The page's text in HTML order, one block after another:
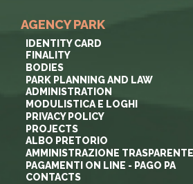
AGENCY PARK
IDENTITY CARD
FINALITY
BODIES
PARK PLANNING AND LAW
ADMINISTRATION
MODULISTICA E LOGHI
PRIVACY POLICY
PROJECTS
ALBO PRETORIO
AMMINISTRAZIONE TRASPARENTE
PAGAMENTI ON LINE - PAGO PA
CONTACTS